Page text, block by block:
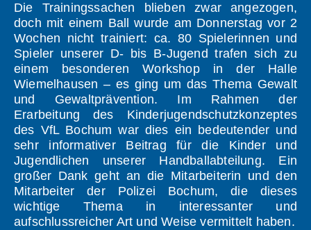
Die Trainingssachen blieben zwar angezogen,
doch mit einem Ball wurde am Donnerstag vor 2
Wochen nicht trainiert: ca. 80 Spielerinnen und
Spieler unserer D- bis B-Jugend trafen sich zu
einem besonderen Workshop in der Halle
Wiemelhausen – es ging um das Thema Gewalt
und Gewaltprävention. Im Rahmen der
Erarbeitung des Kinderjugendschutzkonzeptes
des VfL Bochum war dies ein bedeutender und
sehr informativer Beitrag für die Kinder und
Jugendlichen unserer Handballabteilung. Ein
großer Dank geht an die Mitarbeiterin und den
Mitarbeiter der Polizei Bochum, die dieses
wichtige Thema in interessanter und
aufschlussreicher Art und Weise vermittelt haben.